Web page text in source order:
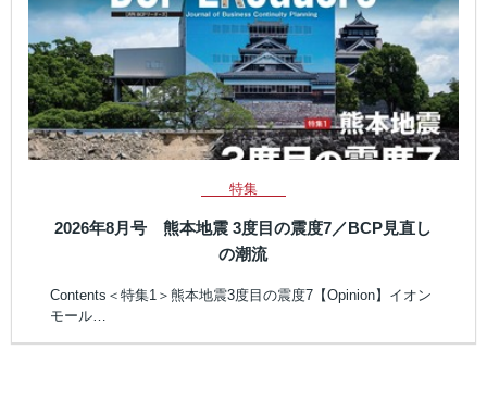
特集
2026年8月号 熊本地震 3度目の震度7／BCP見直し
の潮流
Contents＜特集1＞熊本地震3度目の震度7【Opinion】イオン
モール…